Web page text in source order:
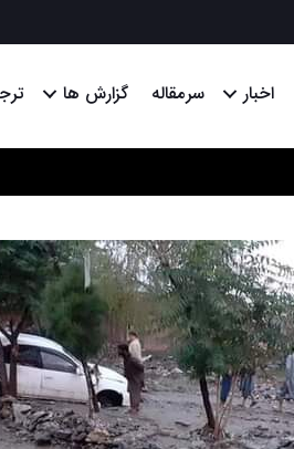
اخبار سرمقاله گزارش ها